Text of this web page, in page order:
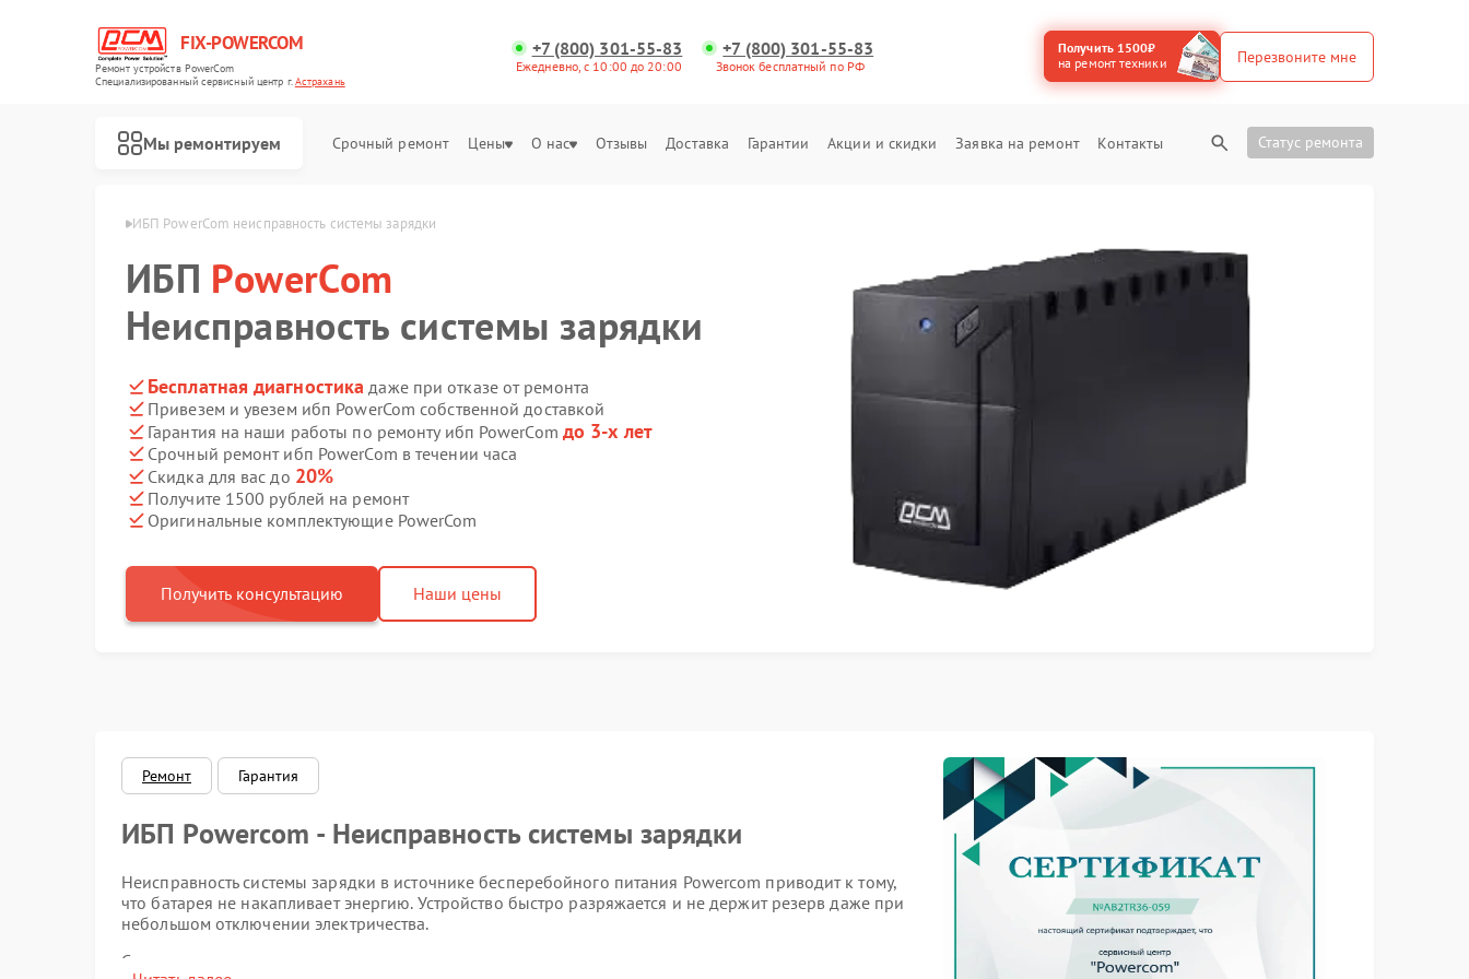
FIX-POWERCOM
Ремонт устройств PowerCom
Специализированный cервисный центр г.Астрахань
+7 (800) 301-55-83
Ежедневно, с 10:00 до 20:00
+7 (800) 301-55-83
Звонок бесплатный по РФ
Получить 1500₽
на ремонт техники
Перезвоните мне
Мы ремонтируем Срочный ремонт Цены О нас Отзывы Доставка Гарантии Акции и скидки Заявка на ремонт Контакты Статус ремонта
ИБП PowerCom неисправность системы зарядки
ИБП PowerCom
Неисправность системы зарядки
Бесплатная диагностика даже при отказе от ремонта
Привезем и увезем ибп PowerCom собственной доставкой
Гарантия на наши работы по ремонту ибп PowerCom до 3-х лет
Срочный ремонт ибп PowerCom в течении часа
Скидка для вас до 20%
Получите 1500 рублей на ремонт
Оригинальные комплектующие PowerCom
Получить консультацию Наши цены
Ремонт Гарантия
ИБП Powercom - Неисправность системы зарядки
Неисправность системы зарядки в источнике бесперебойного питания Powercom приводит к тому,
что батарея не накапливает энергию. Устройство быстро разряжается и не держит резерв даже при
небольшом отключении электричества.
Симптомы неисправности включают индикацию низкого уровня заряда при длительном